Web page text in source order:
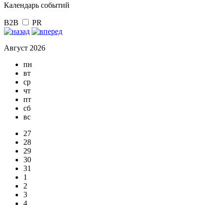
Календарь событий
B2B PR
Август 2026
пн
вт
ср
чт
пт
сб
вс
27
28
29
30
31
1
2
3
4